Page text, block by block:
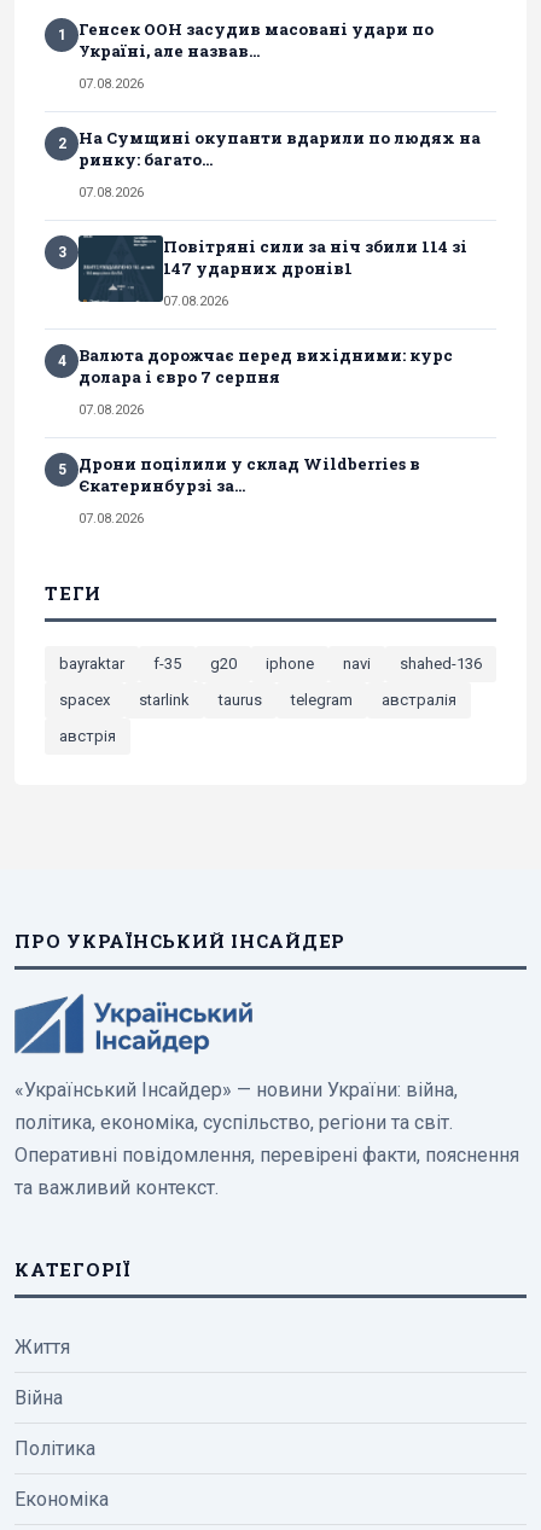
1
Генсек ООН засудив масовані удари по
Україні, але назвав...
07.08.2026
2
На Сумщині окупанти вдарили по людях на
ринку: багато...
07.08.2026
3
Повітряні сили за ніч збили 114 зі
147 ударних дронів1
07.08.2026
4
Валюта дорожчає перед вихідними: курс
долара і євро 7 серпня
07.08.2026
5
Дрони поцілили у склад Wildberries в
Єкатеринбурзі за...
07.08.2026
ТЕГИ
bayraktar f-35 g20 iphone navi
shahed-136
spacex
starlink taurus telegram
австралія
австрія
ПРО УКРАЇНСЬКИЙ ІНСАЙДЕР
«Український Інсайдер» — новини України: війна,
політика, економіка, суспільство, регіони та світ.
Оперативні повідомлення, перевірені факти, пояснення
та важливий контекст.
КАТЕГОРІЇ
Життя
Війна
Політика
Економіка